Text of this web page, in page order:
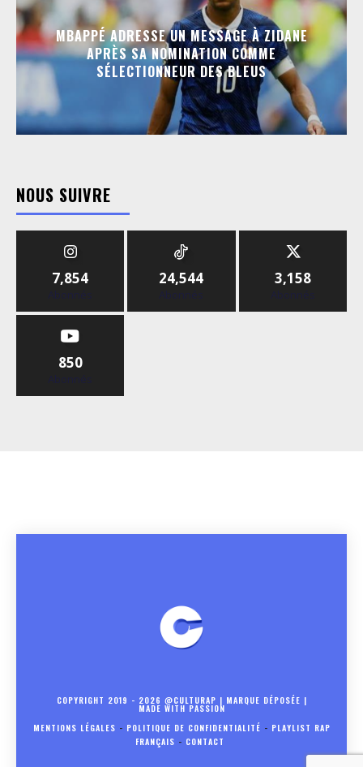
MBAPPÉ ADRESSE UN MESSAGE À ZIDANE
APRÈS SA NOMINATION COMME
SÉLECTIONNEUR DES BLEUS
NOUS SUIVRE
7,854
Abonnés
24,544
Abonnés
3,158
Abonnés
850
Abonnés
COPYRIGHT 2019 - 2026 @CULTURAP | MARQUE DÉPOSÉE |
MADE WITH PASSION
MENTIONS LÉGALES - POLITIQUE DE CONFIDENTIALITÉ - PLAYLIST RAP
FRANÇAIS - CONTACT